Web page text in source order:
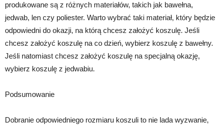
produkowane są z różnych materiałów, takich jak bawełna,
jedwab, len czy poliester. Warto wybrać taki materiał, który będzie
odpowiedni do okazji, na którą chcesz założyć koszulę. Jeśli
chcesz założyć koszulę na co dzień, wybierz koszulę z bawełny.
Jeśli natomiast chcesz założyć koszulę na specjalną okazję,
wybierz koszulę z jedwabiu.
Podsumowanie
Dobranie odpowiedniego rozmiaru koszuli to nie lada wyzwanie,